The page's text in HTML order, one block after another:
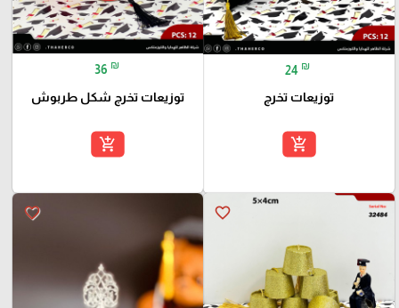
24 ₪
توزيعات تخرج
add_shopping_cart
36 ₪
توزيعات تخرج شكل طربوش
add_shopping_cart
favorite_border
favorite_border